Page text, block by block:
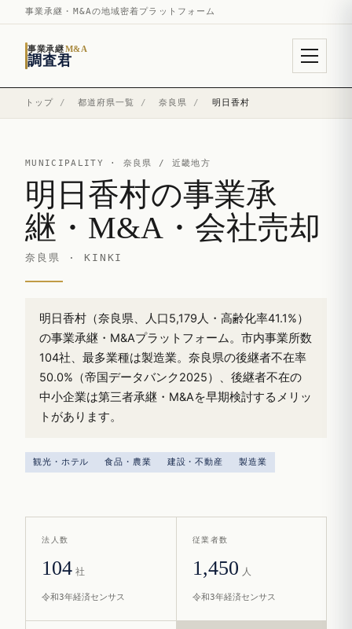
事業承継・M&Aの地域密着プラットフォーム
事業承継M&A
調査君
トップ / 都道府県一覧 / 奈良県 / 明日香村
MUNICIPALITY · 奈良県 / 近畿地方
明日香村の事業承
継・M&A・会社売却
奈良県 · KINKI
明日香村（奈良県、人口5,179人・高齢化率41.1%）
の事業承継・M&Aプラットフォーム。市内事業所数
104社、最多業種は製造業。奈良県の後継者不在率
50.0%（帝国データバンク2025）、後継者不在の
中小企業は第三者承継・M&Aを早期検討するメリッ
トがあります。
観光・ホテル 食品・農業 建設・不動産 製造業
法人数
104 社
令和3年経済センサス
従業者数
1,450 人
令和3年経済センサス